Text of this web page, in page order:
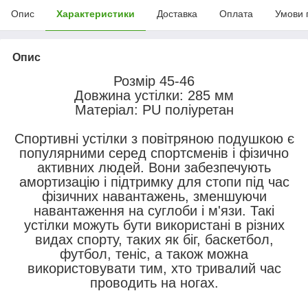
Опис Характеристики Доставка Оплата Умови
Опис
Розмір 45-46
Довжина устілки: 285 мм
Матеріал: PU поліуретан
Спортивні устілки з повітряною подушкою є
популярними серед спортсменів і фізично
активних людей. Вони забезпечують
амортизацію і підтримку для стопи під час
фізичних навантажень, зменшуючи
навантаження на суглоби і м'язи. Такі
устілки можуть бути використані в різних
видах спорту, таких як біг, баскетбол,
футбол, теніс, а також можна
використовувати тим, хто тривалий час
проводить на ногах.